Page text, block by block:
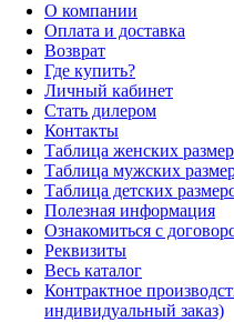
О компании
Оплата и доставка
Возврат
Где купить?
Личный кабинет
Стать дилером
Контакты
Таблица женских
Таблица мужских
Таблица детских
Полезная информация
Ознакомиться с
Реквизиты
Весь каталог
Контрактное
индивидуальный заказ)